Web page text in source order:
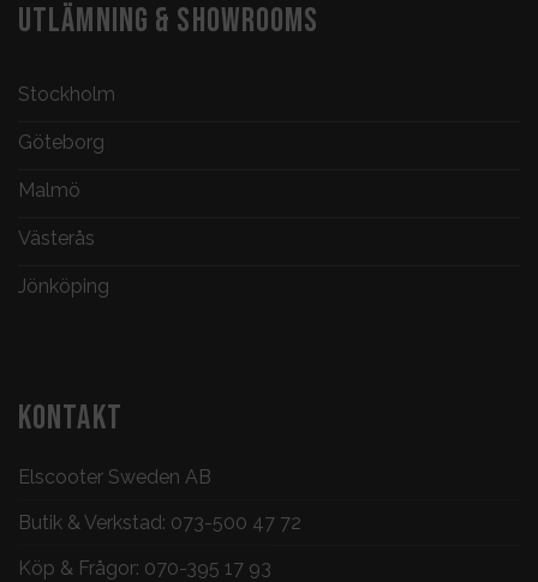
UTLÄMNING & SHOWROOMS
Stockholm
Göteborg
Malmö
Västerås
Jönköping
KONTAKT
Elscooter Sweden AB
Butik & Verkstad: 073-500 47 72
Köp & Frågor: 070-395 17 93